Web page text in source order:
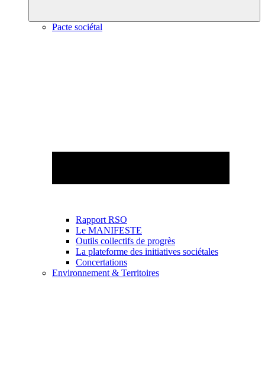
Pacte sociétal
Rapport RSO
Le MANIFESTE
Outils collectifs de progrès
La plateforme des initiatives sociétales
Concertations
Environnement & Territoires